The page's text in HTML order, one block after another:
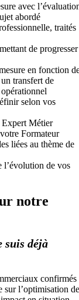
avec
abordé
traités
de progresser
en fonction
transfert de
selon vos
Métier
Formateur
liées au thème de
l’évolution de vos
notre
suis déjà
confirmés
sur l’optimisation de